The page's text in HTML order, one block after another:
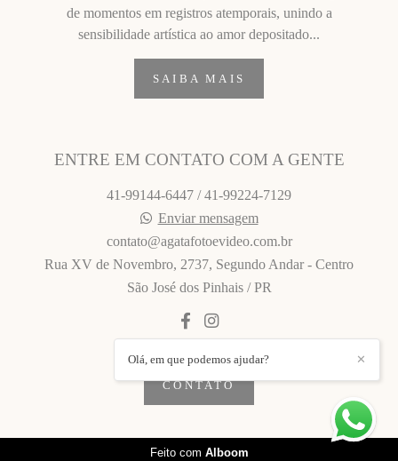
de momentos em registros atemporais, unindo a
sensibilidade artística ao amor depositado...
SAIBA MAIS
ENTRE EM CONTATO COM A GENTE
41-99144-6447 / 41-99224-7129
Enviar mensagem
contato@agatafotoevideo.com.br
Rua XV de Novembro, 2737, Segundo Andar - Centro
São José dos Pinhais / PR
CONTATO
✕
Olá, em que podemos ajudar?
Feito com Alboom